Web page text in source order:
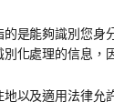
是能夠識別您
化處理的信息，
以及適用法律